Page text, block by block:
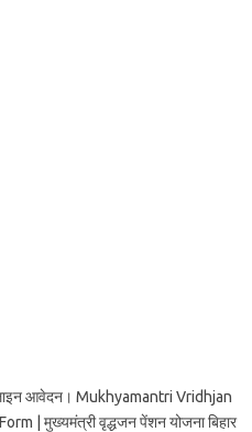
आवेदन। Mukhyamantri Vridhjan
| मुख्यमंत्री वृद्धजन पेंशन योजना बिहार